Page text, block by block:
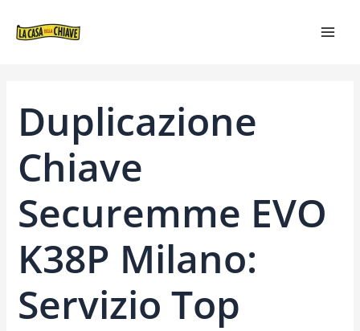
Duplicazione
Chiave
Securemme EVO
K38P Milano:
Servizio Top
ARTICOLI